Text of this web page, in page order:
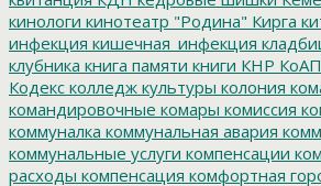
кинологи кинотеатр "Родина" Кирга
инфекция кишечная_инфекция
клубника книга памяти книги КНР КоАП
Кодекс колледж культуры колония
командировочные комары комиссия
коммуналка коммунальная авария
коммунальные услуги компенсации
расходы компенсация комфортная